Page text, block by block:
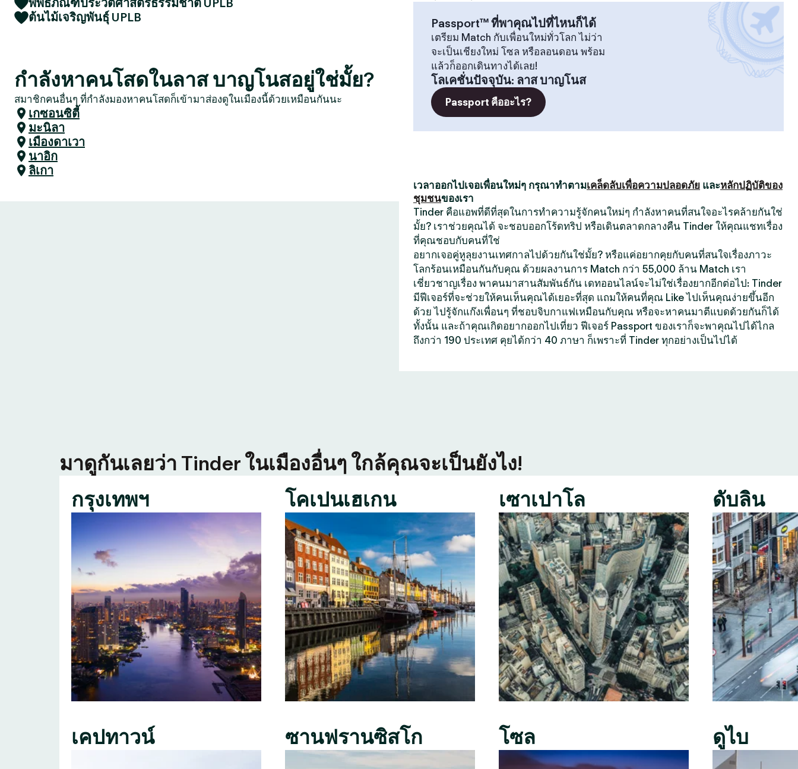
พิพิธภัณฑ์ประวัติศาสตร์ธรรมชาติ UPLB
ต้นไม้เจริญพันธุ์ UPLB
กำลังหาคนโสดในลาส บาญโนสอยู่ใช่มั้ย?
สมาชิกคนอื่นๆ ที่กำลังมองหาคนโสดก็เข้ามาส่องดูในเมืองนี้ด้วยเหมือนกันนะ
เกซอนซิตี้
มะนิลา
เมืองดาเวา
นาอิก
ลิเกา
Passport™ ที่พาคุณไปที่ไหนก็ได้
เตรียม Match กับเพื่อนใหม่ทั่วโลก ไม่ว่า
จะเป็นเชียงใหม่ โซล หรือลอนดอน พร้อม
แล้วก็ออกเดินทางได้เลย!
โลเคชั่นปัจจุบัน: ลาส บาญโนส
Passport คืออะไร?
เวลาออกไปเจอเพื่อนใหม่ๆ กรุณาทำตามเคล็ดลับเพื่อความปลอดภัย และหลักปฏิบัติของ
ชุมชนของเรา
Tinder คือแอพที่ดีที่สุดในการทำความรู้จักคนใหม่ๆ กำลังหาคนที่สนใจอะไรคล้ายกันใช่
มั้ย? เราช่วยคุณได้ จะชอบออกโร้ดทริป หรือเดินตลาดกลางคืน Tinder ให้คุณแชทเรื่อง
ที่คุณชอบกับคนที่ใช่
อยากเจอคู่หูลุยงานเทศกาลไปด้วยกันใช่มั้ย? หรือแค่อยากคุยกับคนที่สนใจเรื่องภาวะ
โลกร้อนเหมือนกันกับคุณ ด้วยผลงานการ Match กว่า 55,000 ล้าน Match เรา
เชี่ยวชาญเรื่อง พาคนมาสานสัมพันธ์กัน เดทออนไลน์จะไม่ใช่เรื่องยากอีกต่อไป: Tinder
มีฟีเจอร์ที่จะช่วยให้คนเห็นคุณได้เยอะที่สุด แถมให้คนที่คุณ Like ไปเห็นคุณง่ายขึ้นอีก
ด้วย ไปรู้จักแก๊งเพื่อนๆ ที่ชอบจิบกาแฟเหมือนกับคุณ หรือจะหาคนมาตีแบดด้วยกันก็ได้
ทั้งนั้น และถ้าคุณเกิดอยากออกไปเที่ยว ฟีเจอร์ Passport ของเราก็จะพาคุณไปได้ไกล
ถึงกว่า 190 ประเทศ คุยได้กว่า 40 ภาษา ก็เพราะที่ Tinder ทุกอย่างเป็นไปได้
มาดูกันเลยว่า Tinder ในเมืองอื่นๆ ใกล้คุณจะเป็นยังไง!
กรุงเทพฯ
เคปทาวน์
โคเปนเฮเกน
ซานฟรานซิสโก
เซาเปาโล
โซล
ดับลิน
ดูไบ